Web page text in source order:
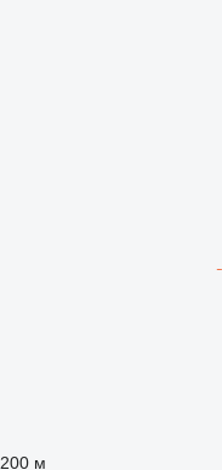
200 м